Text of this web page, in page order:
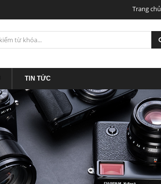
Trang chủ
TIN TỨC